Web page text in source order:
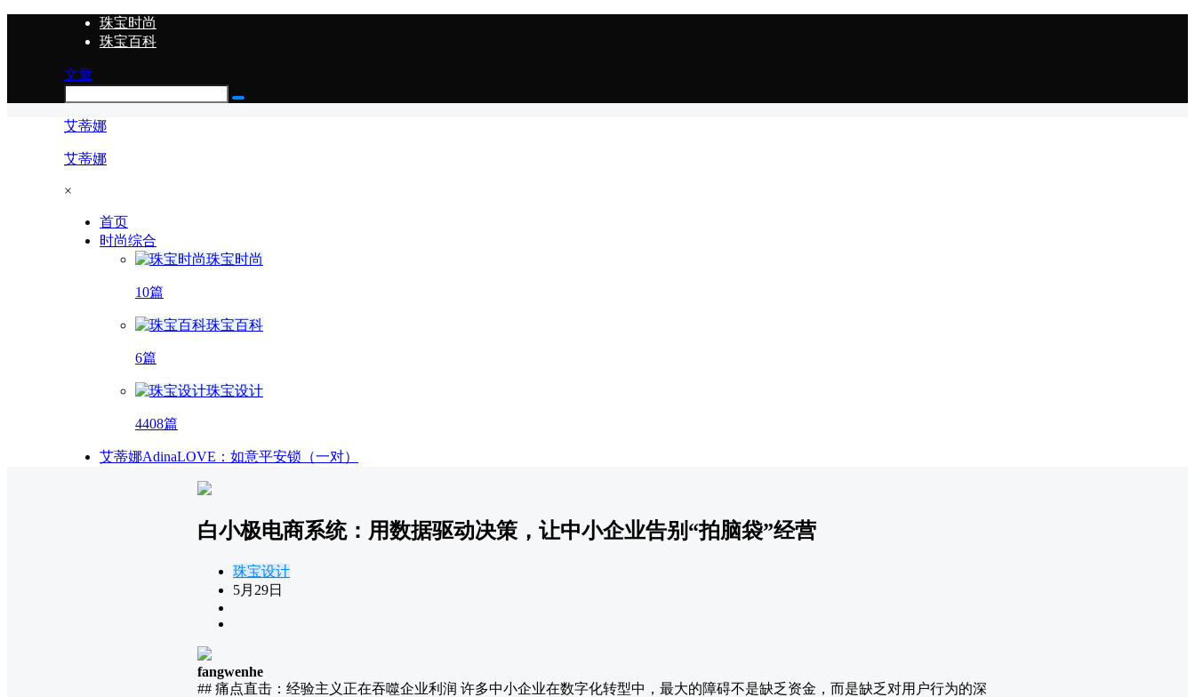
珠宝时尚
珠宝百科
文章
艾蒂娜
艾蒂娜
×
首页
时尚综合
珠宝时尚
10篇
珠宝百科
6篇
珠宝设计
4408篇
艾蒂娜AdinaLOVE：如意平安锁（一对）
白小极电商系统：用数据驱动决策，让中小企业告别“拍脑袋”经营
珠宝设计
5月29日
fangwenhe
## 痛点直击：经验主义正在吞噬企业利润 许多中小企业在数字化转型中，最大的障碍不是缺乏资金，而是缺乏对用户行为的深